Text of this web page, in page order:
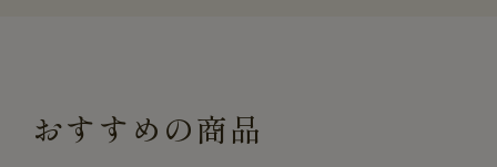
おすすめの商品